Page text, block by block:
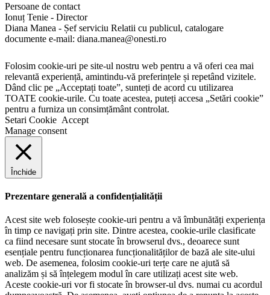
Persoane de contact
Ionuț Tenie - Director
Diana Manea - Șef serviciu Relatii cu publicul, catalogare
documente e-mail: diana.manea@onesti.ro
Folosim cookie-uri pe site-ul nostru web pentru a vă oferi cea mai
relevantă experiență, amintindu-vă preferințele și repetând vizitele.
Dând clic pe „Acceptați toate”, sunteți de acord cu utilizarea
TOATE cookie-urile. Cu toate acestea, puteți accesa „Setări cookie”
pentru a furniza un consimțământ controlat.
Setari Cookie Accept
Manage consent
Închide
Prezentare generală a confidențialității
Acest site web folosește cookie-uri pentru a vă îmbunătăți experiența
în timp ce navigați prin site. Dintre acestea, cookie-urile clasificate
ca fiind necesare sunt stocate în browserul dvs., deoarece sunt
esențiale pentru funcționarea funcționalităților de bază ale site-ului
web. De asemenea, folosim cookie-uri terțe care ne ajută să
analizăm și să înțelegem modul în care utilizați acest site web.
Aceste cookie-uri vor fi stocate în browser-ul dvs. numai cu acordul